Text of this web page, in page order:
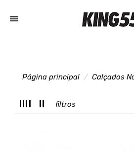
Página principal Calçados
filtros